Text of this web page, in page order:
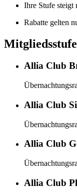
Ihre Stufe steigt
Rabatte gelten
Allia Club
Allia Club
Allia Club
Allia Club